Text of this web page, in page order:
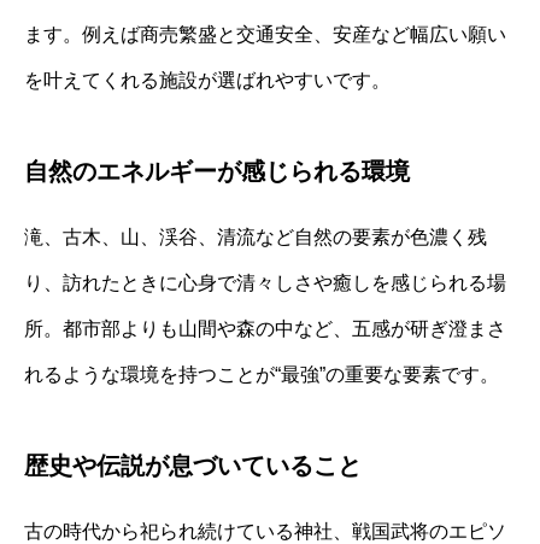
ます。例えば商売繁盛と交通安全、安産など幅広い願い
を叶えてくれる施設が選ばれやすいです。
自然のエネルギーが感じられる環境
滝、古木、山、渓谷、清流など自然の要素が色濃く残
り、訪れたときに心身で清々しさや癒しを感じられる場
所。都市部よりも山間や森の中など、五感が研ぎ澄まさ
れるような環境を持つことが“最強”の重要な要素です。
歴史や伝説が息づいていること
古の時代から祀られ続けている神社、戦国武将のエピソ